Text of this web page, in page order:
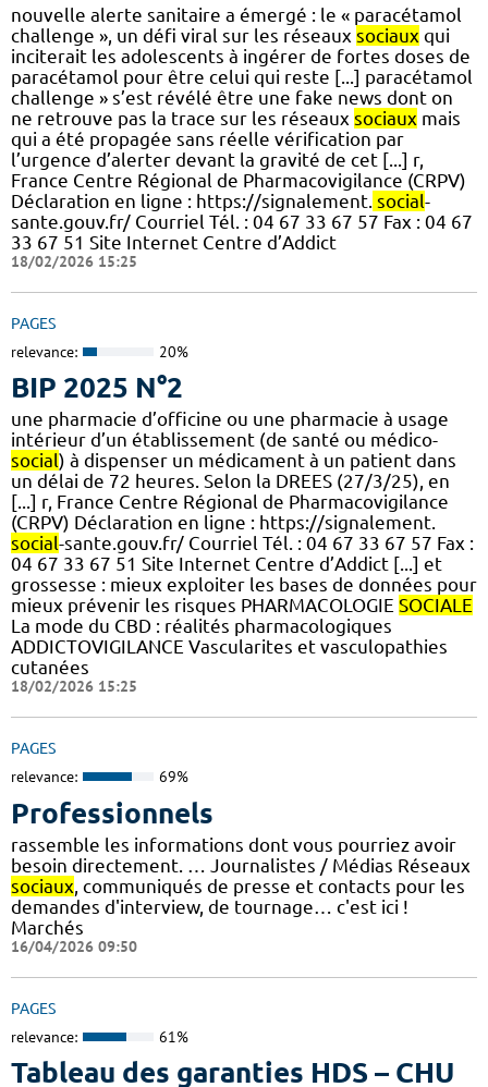
nouvelle alerte sanitaire a émergé : le « paracétamol
challenge », un défi viral sur les réseaux sociaux qui
inciterait les adolescents à ingérer de fortes doses de
paracétamol pour être celui qui reste [...] paracétamol
challenge » s’est révélé être une fake news dont on
ne retrouve pas la trace sur les réseaux sociaux mais
qui a été propagée sans réelle vérification par
l’urgence d’alerter devant la gravité de cet [...] r,
France Centre Régional de Pharmacovigilance (CRPV)
Déclaration en ligne : https://signalement. social-
sante.gouv.fr/ Courriel Tél. : 04 67 33 67 57 Fax : 04 67
33 67 51 Site Internet Centre d’Addict
18/02/2026 15:25
PAGES
relevance: 20%
BIP 2025 N°2
une pharmacie d’officine ou une pharmacie à usage
intérieur d’un établissement (de santé ou médico-
social) à dispenser un médicament à un patient dans
un délai de 72 heures. Selon la DREES (27/3/25), en
[...] r, France Centre Régional de Pharmacovigilance
(CRPV) Déclaration en ligne : https://signalement.
social-sante.gouv.fr/ Courriel Tél. : 04 67 33 67 57 Fax :
04 67 33 67 51 Site Internet Centre d’Addict [...] et
grossesse : mieux exploiter les bases de données pour
mieux prévenir les risques PHARMACOLOGIE SOCIALE
La mode du CBD : réalités pharmacologiques
ADDICTOVIGILANCE Vascularites et vasculopathies
cutanées
18/02/2026 15:25
PAGES
relevance: 69%
Professionnels
rassemble les informations dont vous pourriez avoir
besoin directement. … Journalistes / Médias Réseaux
sociaux , communiqués de presse et contacts pour les
demandes d'interview, de tournage… c'est ici !
Marchés
16/04/2026 09:50
PAGES
relevance: 61%
Tableau des garanties HDS – CHU